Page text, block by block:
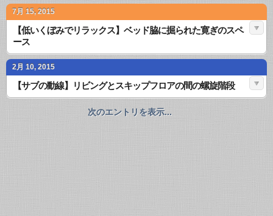
7月 15, 2015
【低いくぼみでリラックス】ベッド脇に掘られた寛ぎのスペ
ース
2月 10, 2015
【サブの動線】リビングとスキップフロアの間の螺旋階段
次のエントリを表示...